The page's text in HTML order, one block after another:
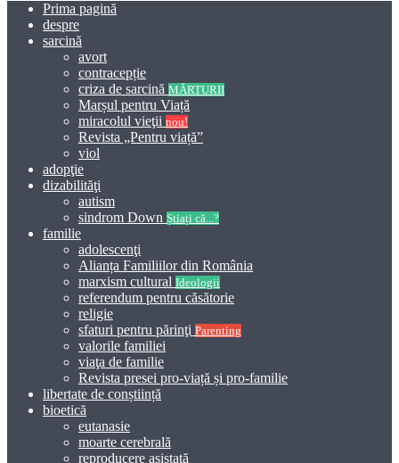
Prima pagină
despre
sarcină
avort
contracepție
criza de sarcină MĂRTURII
Marșul pentru Viață
miracolul vieţii nou!
Revista „Pentru viață”
viol
adopţie
dizabilităţi
autism
sindrom Down Știați că...?
familie
adolescenţi
Alianța Familiilor din România
marxism cultural Ideologii
referendum pentru căsătorie
religie
sfaturi pentru părinţi Parenting
valorile familiei
viaţa de familie
Revista presei pro-viață și pro-familie
libertate de conștiință
bioetică
eutanasie
moarte cerebrală
reproducere asistată